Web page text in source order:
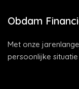
Obdam
Met onze
persoonlijke situatie